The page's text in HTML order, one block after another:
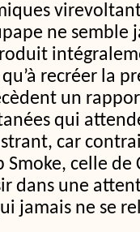
ne semble
recréer la
un
qui
car
celle
dans une
jamais ne se